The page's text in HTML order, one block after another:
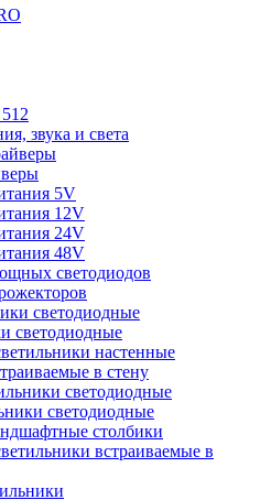
звука и света
5V
12V
24V
48V
светодиодов
светодиодные
настенные
в стену
светодиодные
столбики
встраиваемые в